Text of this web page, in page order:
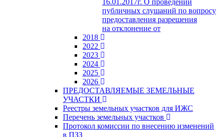
публичных слушаний по вопросу
предоставления разрешения
на отклонение от
2018
2022
2023
2024
2025
2026
ПРЕДОСТАВЛЯЕМЫЕ ЗЕМЕЛЬНЫЕ
УЧАСТКИ
Реестры земельных участков для ИЖС
Перечень земельных участков
Протокол комиссии по внесению изменений
в ПЗЗ